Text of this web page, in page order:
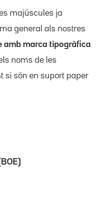
majúscules ja
general als nostres
amb marca tipogràfica
noms de les
si són en suport paper